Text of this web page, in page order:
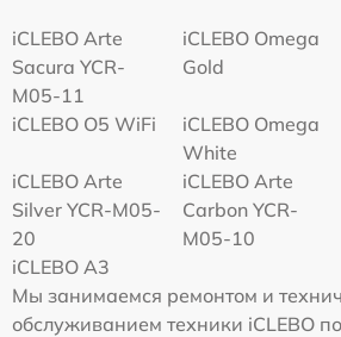
iCLEBO Arte
Sacura YCR-
M05-11
iCLEBO Omega
Gold
iCLEBO O5 WiFi
iCLEBO Omega
White
iCLEBO Arte
Silver YCR-M05-
20
iCLEBO Arte
Carbon YCR-
M05-10
iCLEBO A3
Мы занимаемся ремонтом и
обслуживанием техники iCLEBO